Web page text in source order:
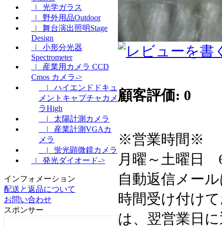
|_ 光学ガラス
|_ 野外用品Outdoor
|_ 舞台演出照明Stage
Design
|_ 小形分光器
Spectrometer
|_ 産業用カメラ CCD
Cmos カメラ->
|_ ハイエンドドキュ
メントキャプチャカメ
ラHigh
|_ 太陽計測カメラ
|_ 産業計測VGAカ
メラ
|_ 蛍光顕微鏡カメラ
|_ 発光ダイオード->
インフォメーション
配送と返品について
お問い合わせ
スポンサー
顧客評価: 0
※営業時間※
月曜～土曜日
自動返信メー
時間受け付け
は、翌営業日